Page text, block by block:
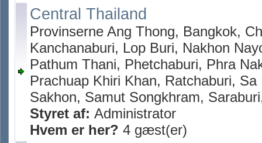
Central Thailand
Provinserne Ang Thong, Bangkok,
Kanchanaburi, Lop Buri, Nakhon
Pathum Thani, Phetchaburi, Phra
Prachuap Khiri Khan, Ratchaburi,
Sakhon, Samut Songkhram,
Styret af: Administrator
Hvem er her? 4 gæst(er)